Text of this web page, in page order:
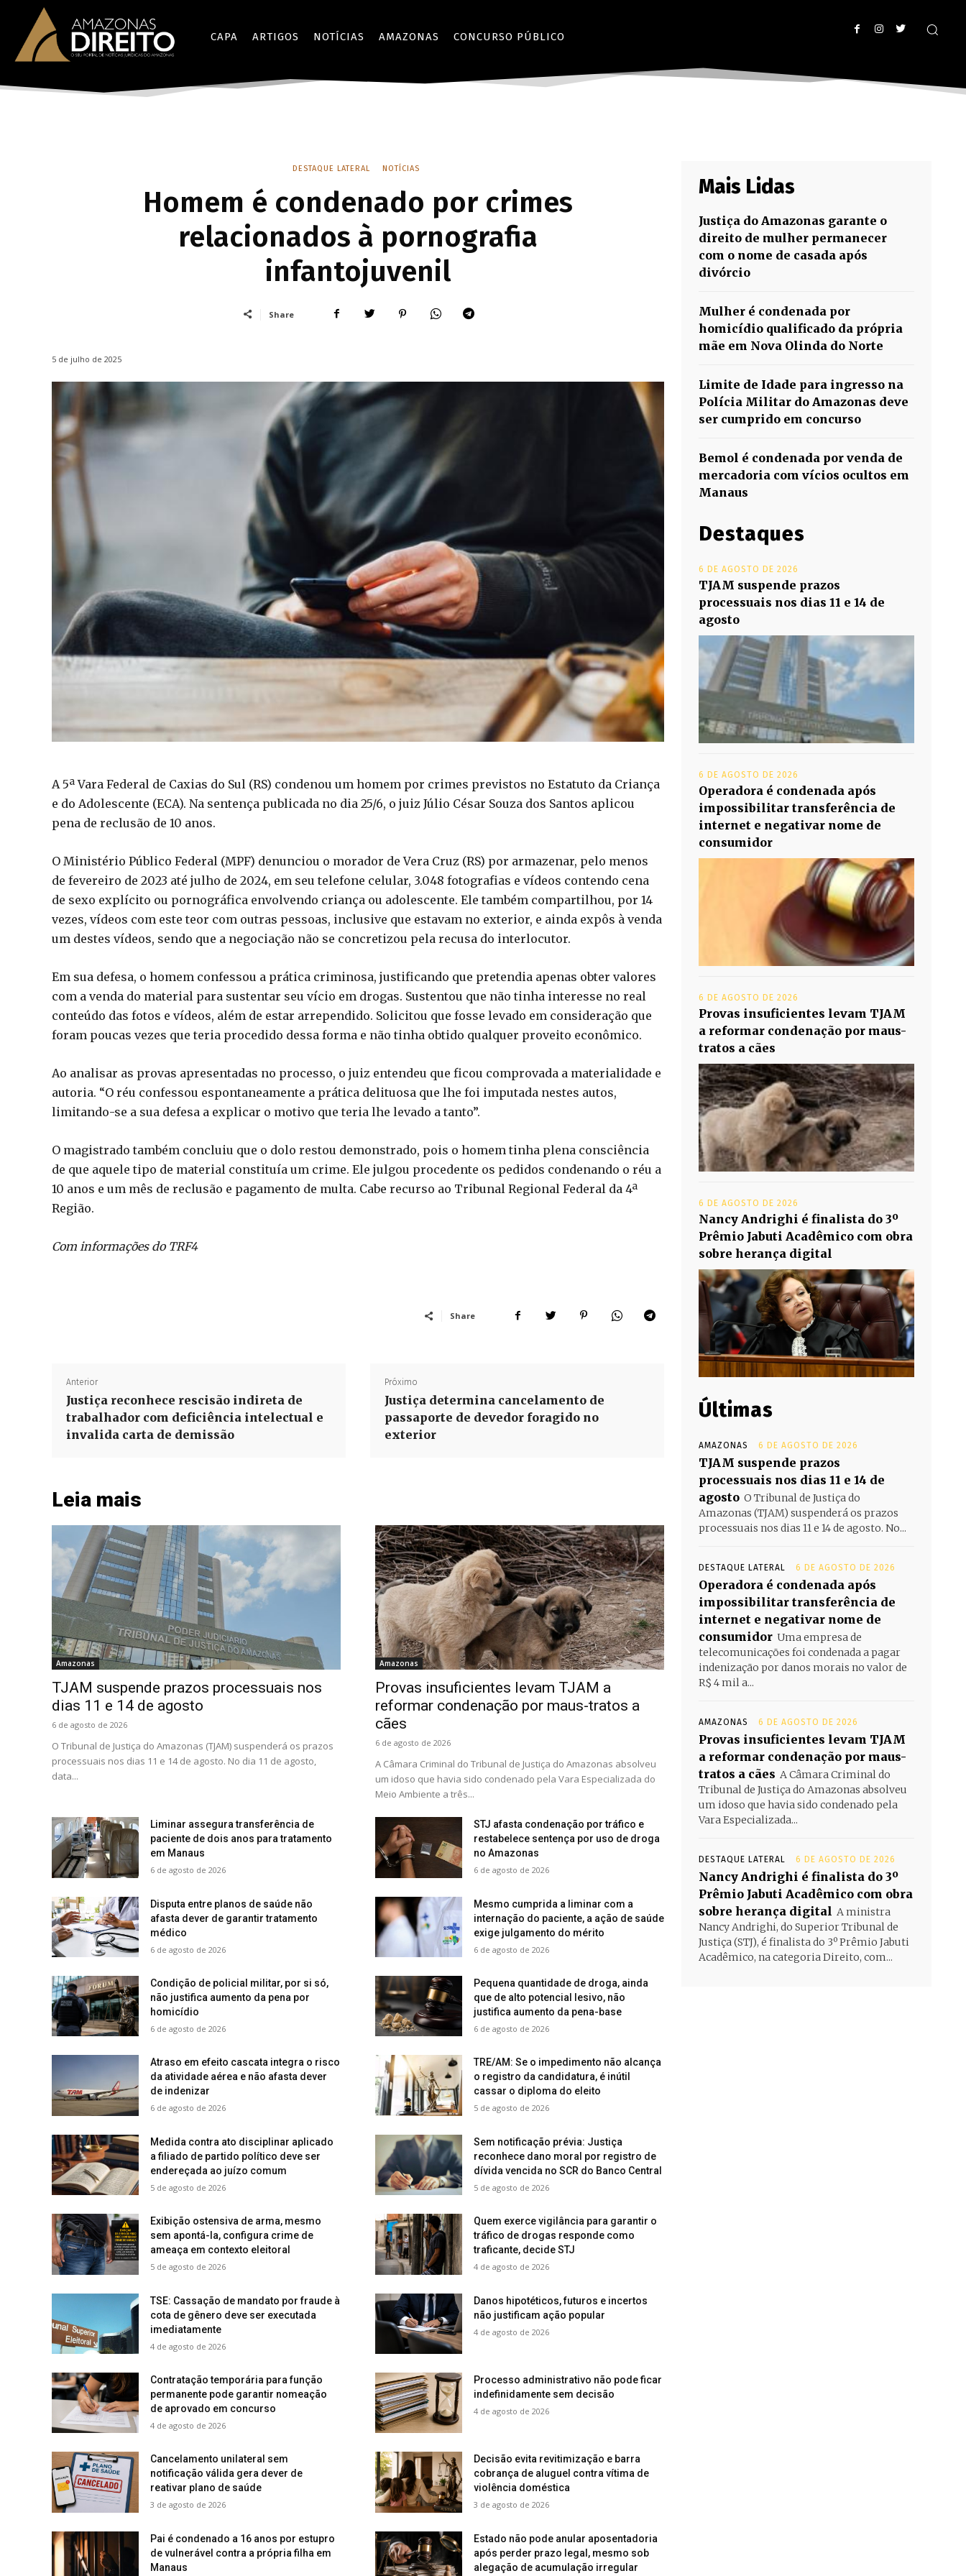
CAPA ARTIGOS NOTÍCIAS AMAZONAS CONCURSO PÚBLICO
DESTAQUE LATERAL NOTÍCIAS
Homem é condenado por crimes
relacionados à pornografia
infantojuvenil
Share
5 de julho de 2025
A 5ª Vara Federal de Caxias do Sul (RS) condenou um homem por crimes previstos no Estatuto da Criança
e do Adolescente (ECA). Na sentença publicada no dia 25/6, o juiz Júlio César Souza dos Santos aplicou
pena de reclusão de 10 anos.
O Ministério Público Federal (MPF) denunciou o morador de Vera Cruz (RS) por armazenar, pelo menos
de fevereiro de 2023 até julho de 2024, em seu telefone celular, 3.048 fotografias e vídeos contendo cena
de sexo explícito ou pornográfica envolvendo criança ou adolescente. Ele também compartilhou, por 14
vezes, vídeos com este teor com outras pessoas, inclusive que estavam no exterior, e ainda expôs à venda
um destes vídeos, sendo que a negociação não se concretizou pela recusa do interlocutor.
Em sua defesa, o homem confessou a prática criminosa, justificando que pretendia apenas obter valores
com a venda do material para sustentar seu vício em drogas. Sustentou que não tinha interesse no real
conteúdo das fotos e vídeos, além de estar arrependido. Solicitou que fosse levado em consideração que
foram poucas vezes que teria procedido dessa forma e não tinha obtido qualquer proveito econômico.
Ao analisar as provas apresentadas no processo, o juiz entendeu que ficou comprovada a materialidade e
autoria. “O réu confessou espontaneamente a prática delituosa que lhe foi imputada nestes autos,
limitando-se a sua defesa a explicar o motivo que teria lhe levado a tanto”.
O magistrado também concluiu que o dolo restou demonstrado, pois o homem tinha plena consciência
de que aquele tipo de material constituía um crime. Ele julgou procedente os pedidos condenando o réu a
10 anos e um mês de reclusão e pagamento de multa. Cabe recurso ao Tribunal Regional Federal da 4ª
Região.
Com informações do TRF4
Share
Anterior
Justiça reconhece rescisão indireta de
trabalhador com deficiência intelectual e
invalida carta de demissão
Próximo
Justiça determina cancelamento de
passaporte de devedor foragido no
exterior
Leia mais
Amazonas
TJAM suspende prazos processuais nos
dias 11 e 14 de agosto
6 de agosto de 2026
O Tribunal de Justiça do Amazonas (TJAM) suspenderá os prazos
processuais nos dias 11 e 14 de agosto. No dia 11 de agosto,
data...
Amazonas
Provas insuficientes levam TJAM a
reformar condenação por maus-tratos a
cães
6 de agosto de 2026
A Câmara Criminal do Tribunal de Justiça do Amazonas absolveu
um idoso que havia sido condenado pela Vara Especializada do
Meio Ambiente a três...
Liminar assegura transferência de
paciente de dois anos para tratamento
em Manaus
6 de agosto de 2026
STJ afasta condenação por tráfico e
restabelece sentença por uso de droga
no Amazonas
6 de agosto de 2026
Disputa entre planos de saúde não
afasta dever de garantir tratamento
médico
6 de agosto de 2026
Mesmo cumprida a liminar com a
internação do paciente, a ação de saúde
exige julgamento do mérito
6 de agosto de 2026
Condição de policial militar, por si só,
não justifica aumento da pena por
homicídio
6 de agosto de 2026
Pequena quantidade de droga, ainda
que de alto potencial lesivo, não
justifica aumento da pena-base
6 de agosto de 2026
Atraso em efeito cascata integra o risco
da atividade aérea e não afasta dever
de indenizar
6 de agosto de 2026
TRE/AM: Se o impedimento não alcança
o registro da candidatura, é inútil
cassar o diploma do eleito
5 de agosto de 2026
Medida contra ato disciplinar aplicado
a filiado de partido político deve ser
endereçada ao juízo comum
5 de agosto de 2026
Sem notificação prévia: Justiça
reconhece dano moral por registro de
dívida vencida no SCR do Banco Central
5 de agosto de 2026
Exibição ostensiva de arma, mesmo
sem apontá-la, configura crime de
ameaça em contexto eleitoral
5 de agosto de 2026
Quem exerce vigilância para garantir o
tráfico de drogas responde como
traficante, decide STJ
4 de agosto de 2026
TSE: Cassação de mandato por fraude à
cota de gênero deve ser executada
imediatamente
4 de agosto de 2026
Danos hipotéticos, futuros e incertos
não justificam ação popular
4 de agosto de 2026
Contratação temporária para função
permanente pode garantir nomeação
de aprovado em concurso
4 de agosto de 2026
Processo administrativo não pode ficar
indefinidamente sem decisão
4 de agosto de 2026
Cancelamento unilateral sem
notificação válida gera dever de
reativar plano de saúde
3 de agosto de 2026
Decisão evita revitimização e barra
cobrança de aluguel contra vítima de
violência doméstica
3 de agosto de 2026
Pai é condenado a 16 anos por estupro
de vulnerável contra a própria filha em
Manaus
Estado não pode anular aposentadoria
após perder prazo legal, mesmo sob
alegação de acumulação irregular
Mais Lidas
Justiça do Amazonas garante o
direito de mulher permanecer
com o nome de casada após
divórcio
Mulher é condenada por
homicídio qualificado da própria
mãe em Nova Olinda do Norte
Limite de Idade para ingresso na
Polícia Militar do Amazonas deve
ser cumprido em concurso
Bemol é condenada por venda de
mercadoria com vícios ocultos em
Manaus
Destaques
6 DE AGOSTO DE 2026
TJAM suspende prazos
processuais nos dias 11 e 14 de
agosto
6 DE AGOSTO DE 2026
Operadora é condenada após
impossibilitar transferência de
internet e negativar nome de
consumidor
6 DE AGOSTO DE 2026
Provas insuficientes levam TJAM
a reformar condenação por maus-
tratos a cães
6 DE AGOSTO DE 2026
Nancy Andrighi é finalista do 3º
Prêmio Jabuti Acadêmico com obra
sobre herança digital
Últimas
AMAZONAS 6 DE AGOSTO DE 2026
TJAM suspende prazos
processuais nos dias 11 e 14 de
agosto O Tribunal de Justiça do
Amazonas (TJAM) suspenderá os prazos
processuais nos dias 11 e 14 de agosto. No...
DESTAQUE LATERAL 6 DE AGOSTO DE 2026
Operadora é condenada após
impossibilitar transferência de
internet e negativar nome de
consumidor Uma empresa de
telecomunicações foi condenada a pagar
indenização por danos morais no valor de
R$ 4 mil a...
AMAZONAS 6 DE AGOSTO DE 2026
Provas insuficientes levam TJAM
a reformar condenação por maus-
tratos a cães A Câmara Criminal do
Tribunal de Justiça do Amazonas absolveu
um idoso que havia sido condenado pela
Vara Especializada...
DESTAQUE LATERAL 6 DE AGOSTO DE 2026
Nancy Andrighi é finalista do 3º
Prêmio Jabuti Acadêmico com obra
sobre herança digital ​A ministra
Nancy Andrighi, do Superior Tribunal de
Justiça (STJ), é finalista do 3º Prêmio Jabuti
Acadêmico, na categoria Direito, com...